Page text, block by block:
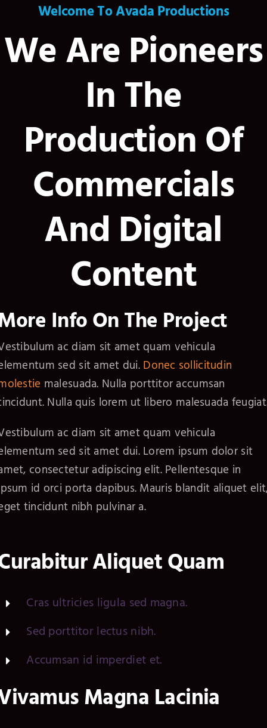
Welcome To Avada Productions
We Are Pioneers
In The
Production Of
Commercials
And Digital
Content
Info On The Project
ac diam sit amet quam vehicula
sed sit amet dui. Donec sollicitudin
malesuada. Nulla porttitor accumsan
Nulla quis lorem ut libero malesuada
ac diam sit amet quam vehicula
sed sit amet dui. Lorem ipsum dolor sit
consectetur adipiscing elit. Pellentesque in
id orci porta dapibus. Mauris blandit aliquet
tincidunt nibh pulvinar a.
Aliquet Quam
Cras ultricies ligula sed magna.
Sed porttitor lectus nibh.
Accumsan id imperdiet et.
Magna Lacinia